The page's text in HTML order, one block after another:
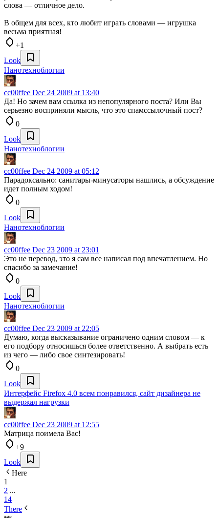
слова — отличное дело.
В общем для всех, кто любит играть словами — игрушка
весьма приятная!
+1
Look
Нанотехноблогии
cc00ffee Dec 24 2009 at 13:40
Да! Но зачем вам ссылка из непопулярного поста? Или Вы
серьезно восприняли мысль, что это спамссылочный пост?
0
Look
Нанотехноблогии
cc00ffee Dec 24 2009 at 05:12
Парадоксально: санитары-минусаторы нашлись, а обсуждение
идет полным ходом!
0
Look
Нанотехноблогии
cc00ffee Dec 23 2009 at 23:01
Это не перевод, это я сам все написал под впечатлением. Но
спасибо за замечание!
0
Look
Нанотехноблогии
cc00ffee Dec 23 2009 at 22:05
Думаю, когда высказывание ограничено одним словом — к
его подбору относишься более ответственно. А выбрать есть
из чего — либо свое синтезировать!
0
Look
Интерфейс Firefox 4.0 всем понравился, сайт дизайнера не
выдержал нагрузки
cc00ffee Dec 23 2009 at 12:55
Матрица поимела Вас!
+9
Look
Here
1
2 ...
14
There